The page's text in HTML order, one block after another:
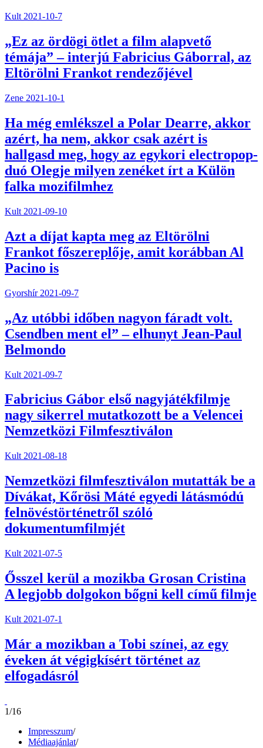
Kult 2021-10-7
„Ez az ördögi ötlet a film alapvető
témája” – interjú Fabricius Gáborral, az
Eltörölni Frankot rendezőjével
Zene 2021-10-1
Ha még emlékszel a Polar Dearre, akkor
azért, ha nem, akkor csak azért is
hallgasd meg, hogy az egykori electropop-
duó Olegje milyen zenéket írt a Külön
falka mozifilmhez
Kult 2021-09-10
Azt a díjat kapta meg az Eltörölni
Frankot főszereplője, amit korábban Al
Pacino is
Gyorshír 2021-09-7
„Az utóbbi időben nagyon fáradt volt.
Csendben ment el” – elhunyt Jean-Paul
Belmondo
Kult 2021-09-7
Fabricius Gábor első nagyjátékfilmje
nagy sikerrel mutatkozott be a Velencei
Nemzetközi Filmfesztiválon
Kult 2021-08-18
Nemzetközi filmfesztiválon mutatták be a
Dívákat, Kőrösi Máté egyedi látásmódú
felnövéstörténetről szóló
dokumentumfilmjét
Kult 2021-07-5
Ősszel kerül a mozikba Grosan Cristina
A legjobb dolgokon bőgni kell című filmje
Kult 2021-07-1
Már a mozikban a Tobi színei, az egy
éveken át végigkísért történet az
elfogadásról
1/16
Impresszum/
Médiaajánlat/